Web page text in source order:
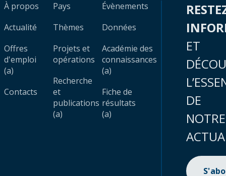
À propos
Actualité
Offres
d'emploi
(a)
Contacts
Pays
Thèmes
Projets et
opérations
Recherche
et
publications
(a)
Évènements
Données
Académie des
connaissances
(a)
Fiche de
résultats
(a)
ET
DE
NOTRE